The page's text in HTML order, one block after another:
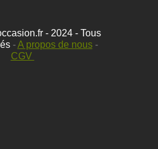
- 2024 - Tous
-A propos de nous-
CGV